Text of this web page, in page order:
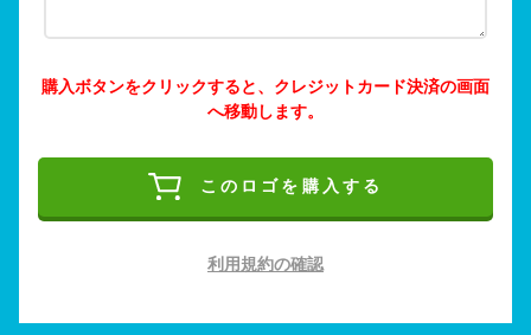
購入ボタンをクリックすると、クレジットカード決済の画面
へ移動します。
このロゴを購入する
利用規約の確認